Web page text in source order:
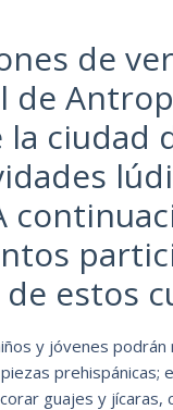
de
ciudad
estos
y jóvenes
guajes y